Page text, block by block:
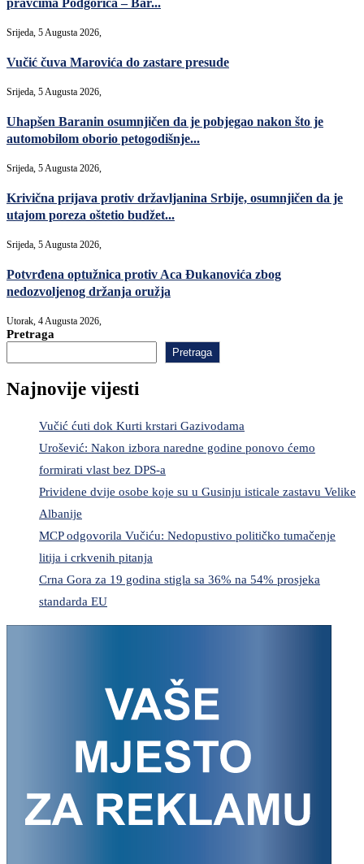
Srijeda, 5 Augusta 2026,
Vučić čuva Marovića do zastare presude
Srijeda, 5 Augusta 2026,
Uhapšen Baranin osumnjičen da je pobjegao nakon što je
automobilom oborio petogodišnje...
Srijeda, 5 Augusta 2026,
Krivična prijava protiv državljanina Srbije, osumnjičen da je
utajom poreza oštetio budžet...
Srijeda, 5 Augusta 2026,
Potvrđena optužnica protiv Aca Đukanovića zbog
nedozvoljenog držanja oružja
Utorak, 4 Augusta 2026,
Pretraga
Pretraga
Najnovije vijesti
Vučić ćuti dok Kurti krstari Gazivodama
Urošević: Nakon izbora naredne godine ponovo ćemo
formirati vlast bez DPS-a
Prividene dvije osobe koje su u Gusinju isticale zastavu Velike
Albanije
MCP odgovorila Vučiću: Nedopustivo političko tumačenje
litija i crkvenih pitanja
Crna Gora za 19 godina stigla sa 36% na 54% prosjeka
standarda EU